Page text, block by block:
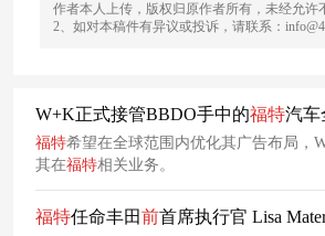
作者本人上传，版权归原作者所有，未经允许
2、如对本稿件有异议或投诉，请联系：
W+K正式接管BBDO手中的福特汽车
福特希望在全球范围内优化其广告布局，
其在福特相关业务。
福特任命丰田前首席执行官 Lisa